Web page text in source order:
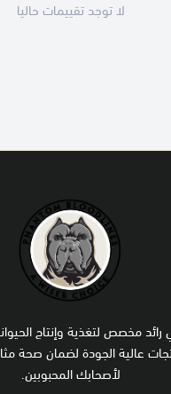
لا توجد تقييمات حاليا
مخصص لتغذية وإنتاج
عالية الجودة لضمان صحة
لأصحابك المحبوبين.